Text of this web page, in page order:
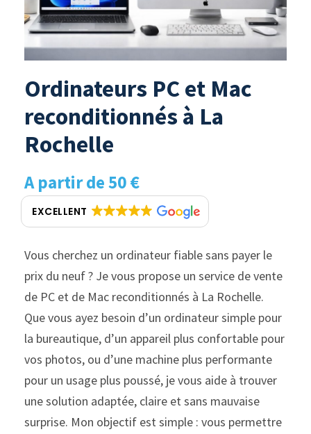
Ordinateurs PC et Mac
reconditionnés à La
Rochelle
A partir de 50 €
EXCELLENT
Vous cherchez un ordinateur fiable sans payer le
prix du neuf ? Je vous propose un service de vente
de PC et de Mac reconditionnés à La Rochelle.
Que vous ayez besoin d’un ordinateur simple pour
la bureautique, d’un appareil plus confortable pour
vos photos, ou d’une machine plus performante
pour un usage plus poussé, je vous aide à trouver
une solution adaptée, claire et sans mauvaise
surprise. Mon objectif est simple : vous permettre